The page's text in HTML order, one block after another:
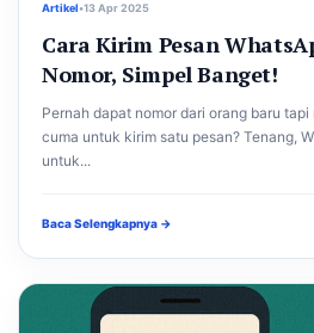
Artikel•13 Apr 2025
Cara Kirim Pesan
Nomor, Simpel Banget!
Pernah dapat nomor dari orang baru
cuma untuk kirim satu pesan? Tenang,
untuk...
Baca Selengkapnya →